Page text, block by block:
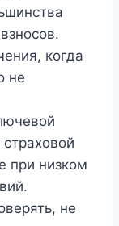
когда
не
при низком
не